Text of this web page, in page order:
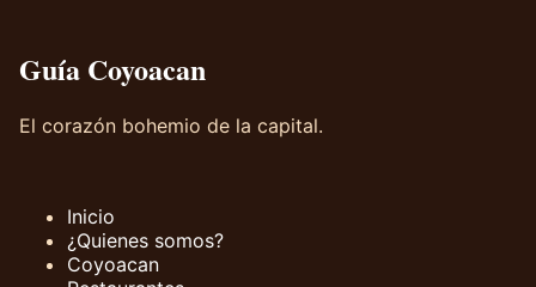
Guía Coyoacan
El corazón bohemio de la capital.
Inicio
¿Quienes somos?
Coyoacan